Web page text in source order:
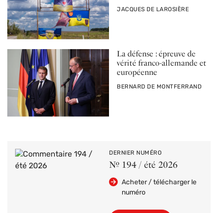
PAR
JACQUES DE LAROSIÈRE
La défense : épreuve de
vérité franco-allemande et
européenne
PAR
BERNARD DE MONTFERRAND
DERNIER NUMÉRO
Nº 194 / été 2026
Acheter / télécharger le
numéro